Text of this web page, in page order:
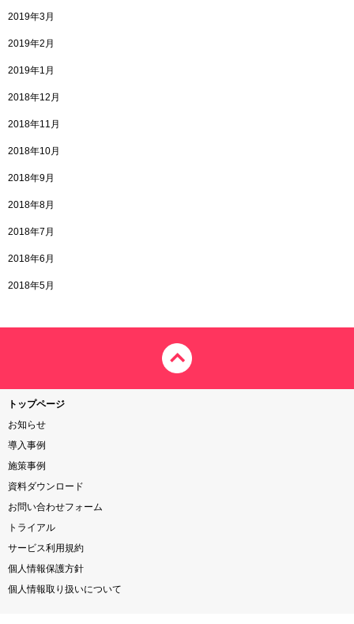
2019年3月
2019年2月
2019年1月
2018年12月
2018年11月
2018年10月
2018年9月
2018年8月
2018年7月
2018年6月
2018年5月
トップページ
お知らせ
導入事例
施策事例
資料ダウンロード
お問い合わせフォーム
トライアル
サービス利用規約
個人情報保護方針
個人情報取り扱いについて